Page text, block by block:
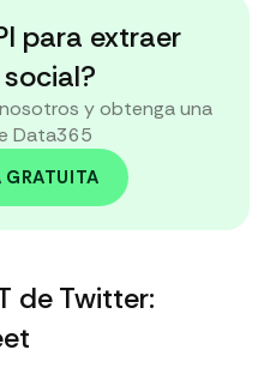
para extraer
y obtenga una
Data365
GRATUITA
de Twitter: